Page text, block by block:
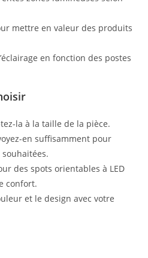
mettre en valeur des produits
en fonction des postes
la à la taille de la pièce.
en suffisamment pour
des spots orientables à LED
confort.
et le design avec votre